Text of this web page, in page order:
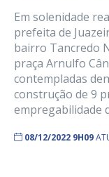
Em solenidade
prefeita de
bairro Tancredo
praça Arnulfo
contempladas
construção de 9
empregabilidade
08/12/2022 9H09